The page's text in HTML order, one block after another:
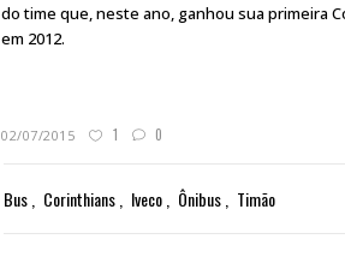
do time que, neste ano, ganhou sua primeira
em 2012.
02/07/2015 1 0
Bus Corinthians Iveco Ônibus Timão